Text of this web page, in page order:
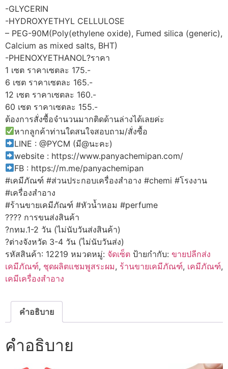
-GLYCERIN
-HYDROXYETHYL CELLULOSE
– PEG-90M(Poly(ethylene oxide), Fumed silica (generic),
Calcium as mixed salts, BHT)
-PHENOXYETHANOL?ราคา
1 เซต ราคาเซตละ 175.-
6 เซต ราคาเซตละ 165.-
12 เซต ราคาเซตละ 160.-
60 เซต ราคาเซตละ 155.-
ต้องการสั่งซื้อจำนวนมากติดด้านล่างได้เลยค่ะ
หากลูกค้าท่านใดสนใจสอบถาม/สั่งซื้อ
LINE : @PYCM (มี@นะคะ)
website : https://www.panyachemipan.com/
FB : https://m.me/panyachemipan
#เคมีภัณฑ์ #ส่วนประกอบเครื่องสำอาง #chemi #โรงงาน
#เครื่องสำอาง
#ร้านขายเคมีภัณฑ์ #หัวน้ำหอม #perfume
???? การขนส่งสินค้า
?กทม.1-2 วัน (ไม่นับวันส่งสินค้า)
?ต่างจังหวัด 3-4 วัน (ไม่นับวันส่ง)
รหัสสินค้า: 12219 หมวดหมู่: จัดเซ็ต ป้ายกำกับ: ขายปลีกส่ง
เคมีภัณฑ์, ชุดผลิตแชมพูสระผม, ร้านขายเคมีภัณฑ์, เคมีภัณฑ์,
เคมีเครื่องสำอาง
คำอธิบาย
คำอธิบาย